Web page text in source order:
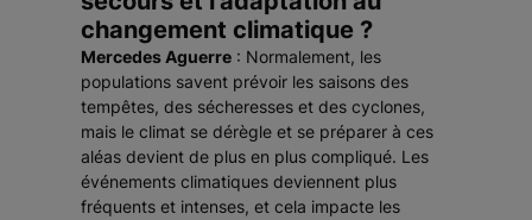
changement climatique ?
Mercedes Aguerre : Normalement, les
populations savent prévoir les saisons des
tempêtes, des sécheresses et des cyclones,
mais le climat se dérègle et se préparer à ces
aléas devient de plus en plus compliqué. Les
événements climatiques deviennent plus
fréquents et intenses, et cela impacte les